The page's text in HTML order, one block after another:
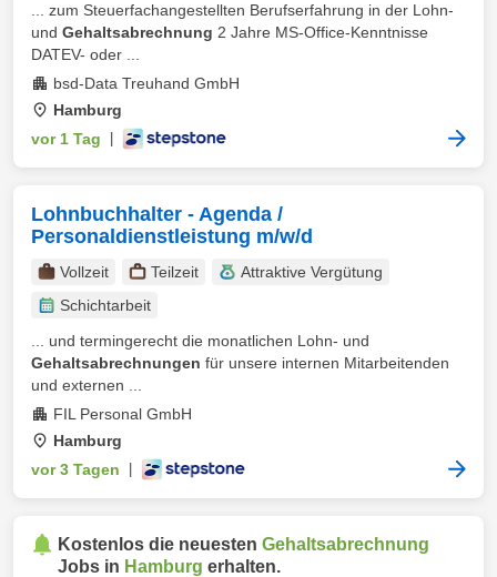
... zum Steuerfachangestellten Berufserfahrung in der Lohn-
und Gehaltsabrechnung 2 Jahre MS-Office-Kenntnisse
DATEV- oder ...
bsd-Data Treuhand GmbH
Hamburg
vor 1 Tag
Lohnbuchhalter - Agenda /
Personaldienstleistung m/w/d
Vollzeit Teilzeit
Attraktive Vergütung
Schichtarbeit
... und termingerecht die monatlichen Lohn- und
Gehaltsabrechnungen für unsere internen Mitarbeitenden
und externen ...
FIL Personal GmbH
Hamburg
vor 3 Tagen
Kostenlos die neuesten Gehaltsabrechnung
Jobs in Hamburg erhalten.